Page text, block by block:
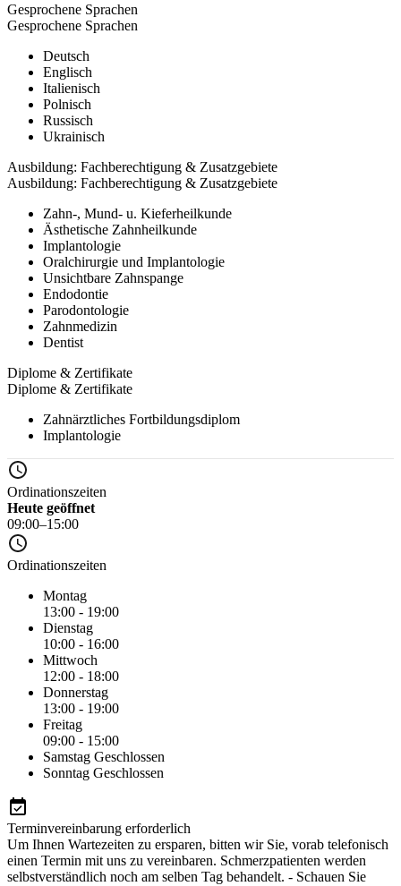
Gesprochene Sprachen
Gesprochene Sprachen
Deutsch
Englisch
Italienisch
Polnisch
Russisch
Ukrainisch
Ausbildung: Fachberechtigung & Zusatzgebiete
Ausbildung: Fachberechtigung & Zusatzgebiete
Zahn-, Mund- u. Kieferheilkunde
Ästhetische Zahnheilkunde
Implantologie
Oralchirurgie und Implantologie
Unsichtbare Zahnspange
Endodontie
Parodontologie
Zahnmedizin
Dentist
Diplome & Zertifikate
Diplome & Zertifikate
Zahnärztliches Fortbildungsdiplom
Implantologie
Ordinationszeiten
Heute geöffnet
09:00–15:00
Ordinationszeiten
Montag
13:00 - 19:00
Dienstag
10:00 - 16:00
Mittwoch
12:00 - 18:00
Donnerstag
13:00 - 19:00
Freitag
09:00 - 15:00
Samstag Geschlossen
Sonntag Geschlossen
Terminvereinbarung erforderlich
Um Ihnen Wartezeiten zu ersparen, bitten wir Sie, vorab telefonisch
einen Termin mit uns zu vereinbaren. Schmerzpatienten werden
selbstverständlich noch am selben Tag behandelt. - Schauen Sie